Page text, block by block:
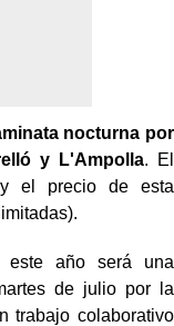
nocturna por
y L'Ampolla. El
y el precio de esta
año será una
de julio por la
trabajo colaborativo